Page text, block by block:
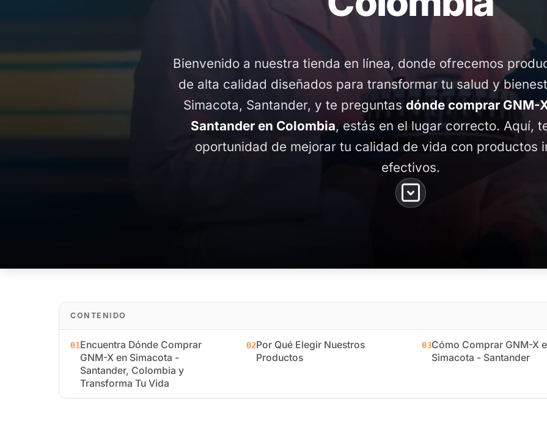
Bienvenido a nuestra tienda en línea, donde ofrecemos
de alta calidad diseñados para transformar tu salud y
Simacota, Santander, y te preguntas dónde comprar GNM-
Santander en Colombia, estás en el lugar correcto. Aquí,
oportunidad de mejorar tu calidad de vida con productos
efectivos.
CONTENIDO
01Encuentra Dónde Comprar
GNM-X en Simacota -
Santander, Colombia y
Transforma Tu Vida
02Por Qué Elegir Nuestros
Productos
03Cómo Comprar GNM-X
Simacota - Santander